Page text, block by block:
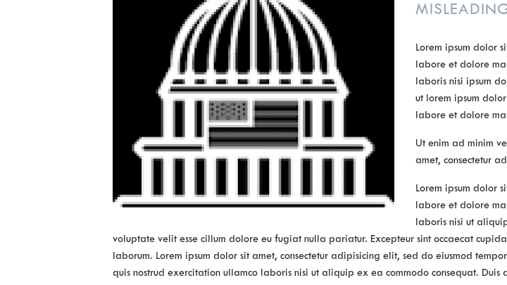
Lorem ipsum dolor
labore et dolore
laboris nisi ipsum
ut lorem ipsum
labore et dolore
Ut enim ad minim
amet, consectetur
Lorem ipsum dolor
labore et dolore
laboris nisi ut
voluptate velit esse cillum dolore eu fugiat nulla pariatur. Excepteur sint occaecat
laborum. Lorem ipsum dolor sit amet, consectetur adipisicing elit, sed do eiusmod
quis nostrud exercitation ullamco laboris nisi ut aliquip ex ea commodo consequat.